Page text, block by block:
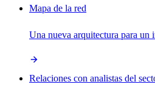
Mapa de la red
Una nueva arquitectura para un
Relaciones con analistas del